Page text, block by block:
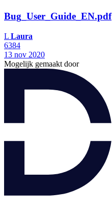
Bug_User_Guide_EN.pdf
L Laura
6384
13 nov 2020
Mogelijk gemaakt door